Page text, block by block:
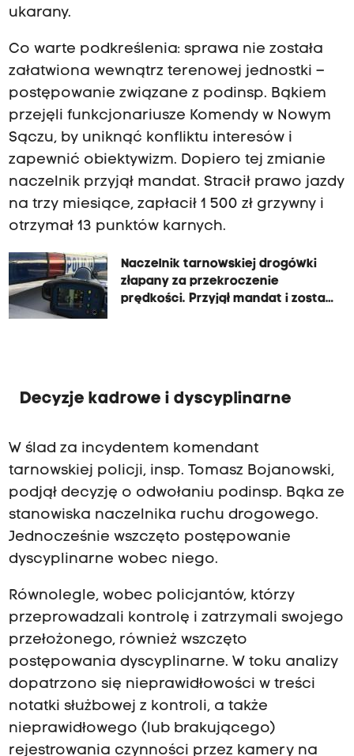
ukarany.
Co warte podkreślenia: sprawa nie została
załatwiona wewnątrz terenowej jednostki –
postępowanie związane z podinsp. Bąkiem
przejęli funkcjonariusze Komendy w Nowym
Sączu, by uniknąć konfliktu interesów i
zapewnić obiektywizm. Dopiero tej zmianie
naczelnik przyjął mandat. Stracił prawo jazdy
na trzy miesiące, zapłacił 1 500 zł grzywny i
otrzymał 13 punktów karnych.
Naczelnik tarnowskiej drogówki
złapany za przekroczenie
prędkości. Przyjął mandat i został
Decyzje kadrowe i dyscyplinarne
W ślad za incydentem komendant
tarnowskiej policji, insp. Tomasz Bojanowski,
podjął decyzję o odwołaniu podinsp. Bąka ze
stanowiska naczelnika ruchu drogowego.
Jednocześnie wszczęto postępowanie
dyscyplinarne wobec niego.
Równolegle, wobec policjantów, którzy
przeprowadzali kontrolę i zatrzymali swojego
przełożonego, również wszczęto
postępowania dyscyplinarne. W toku analizy
dopatrzono się nieprawidłowości w treści
notatki służbowej z kontroli, a także
nieprawidłowego (lub brakującego)
rejestrowania czynności przez kamery na
t
i
o
n
a
w
e
w
n
ą
t
z
t
w
e
j
j
e
d
s
t
k